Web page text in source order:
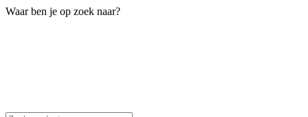
Waar ben je op zoek naar?